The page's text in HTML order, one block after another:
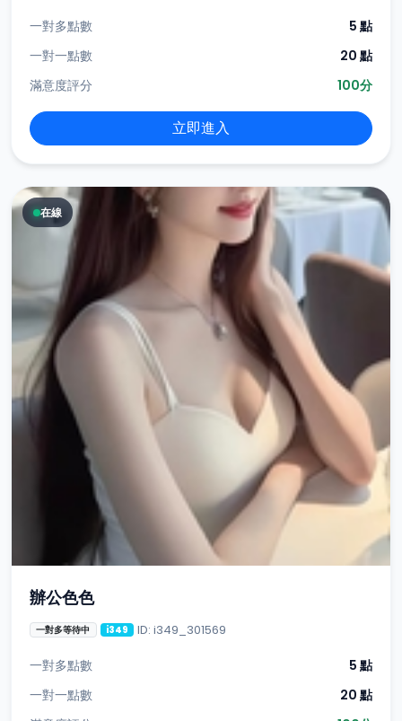
一對多點數
5 點
一對一點數
20 點
滿意度評分
100分
立即進入
在線
辦公色色
一對多等待中 i349 ID: i349_301569
一對多點數
5 點
一對一點數
20 點